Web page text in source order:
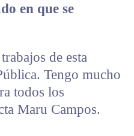
en que se
de esta
Tengo mucho
todos los
Maru Campos.